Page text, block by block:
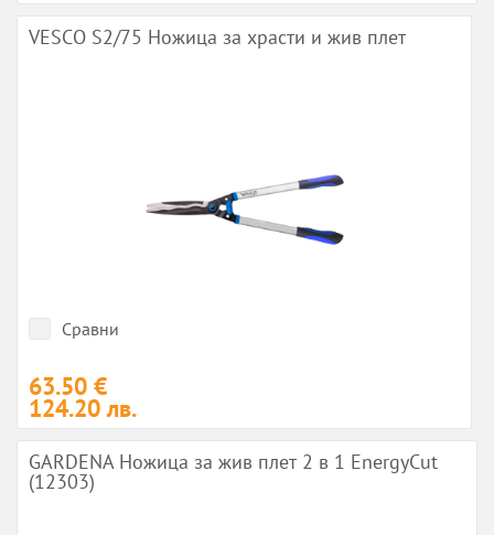
VESCO S2/75 Ножица за храсти и жив плет
Сравни
63.50 €
124.20 лв.
GARDENA Ножица за жив плет 2 в 1 EnergyCut
(12303)